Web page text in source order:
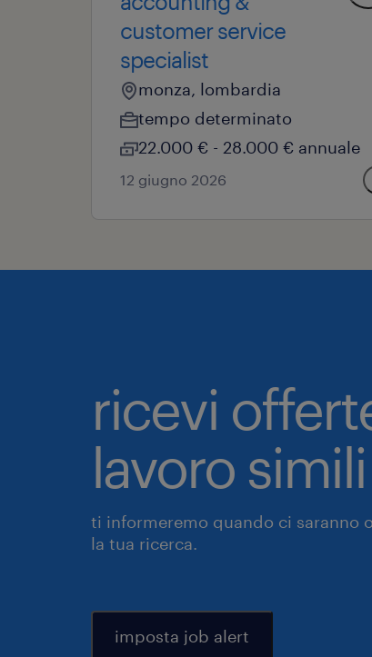
customer service
specialist
monza, lombardia
tempo determinato
22.000 € - 28.000 € annuale
12 giugno 2026
ricevi
lavoro
ti informeremo quando ci saranno
la tua ricerca.
imposta job alert